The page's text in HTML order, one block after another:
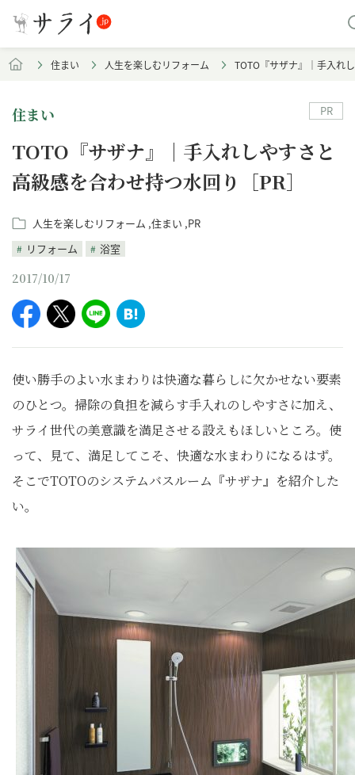
住まい 人生を楽しむリフォーム TOTO『サザナ』｜手入れ
住まい
TOTO『サザナ』｜手入れしやすさと
高級感を合わせ持つ水回り［PR］
人生を楽しむリフォーム 住まい PR
リフォーム
浴室
2017/10/17
PR
使い勝手のよい水まわりは快適な暮らしに欠かせない要素
のひとつ。掃除の負担を減らす手入れのしやすさに加え、
サライ世代の美意識を満足させる設えもほしいところ。使
って、見て、満足してこそ、快適な水まわりになるはず。
そこでTOTOのシステムバスルーム『サザナ』を紹介した
い。